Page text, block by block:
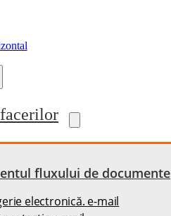
fluxului de documente
electronică. e-mail